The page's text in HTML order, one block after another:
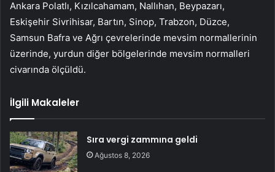
Ankara Polatlı, Kızılcahamam, Nallıhan, Beypazarı,
Eskişehir Sivrihisar, Bartın, Sinop, Trabzon, Düzce,
Samsun Bafra ve Ağrı çevrelerinde mevsim normallerinin
üzerinde, yurdun diğer bölgelerinde mevsim normalleri
civarında ölçüldü.
İlgili Makaleler
Sıra vergi zammına geldi
Ağustos 8, 2026